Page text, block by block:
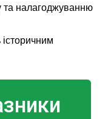
та налагоджуванню